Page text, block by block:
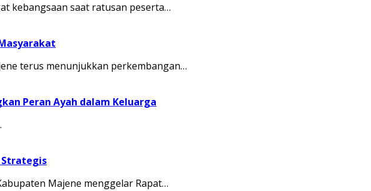
kebangsaan saat ratusan peserta…
terus menunjukkan perkembangan…
Peran Ayah dalam Keluarga
Strategis
Majene menggelar Rapat…